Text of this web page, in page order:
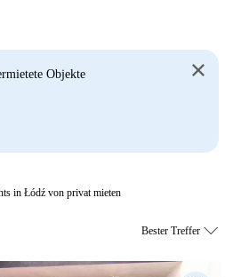
Objekte
in Łódź von privat mieten